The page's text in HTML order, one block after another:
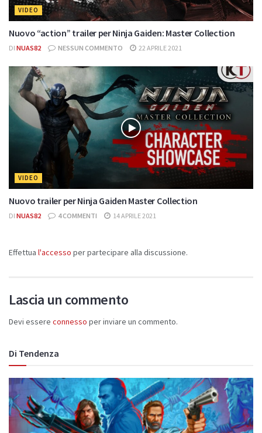
VIDEO
Nuovo “action” trailer per Ninja Gaiden: Master Collection
DI NUAS82 NESSUN COMMENTO 22 APRILE 2021
VIDEO
Nuovo trailer per Ninja Gaiden Master Collection
DI NUAS82 4 COMMENTI 14 APRILE 2021
Effettua l'accesso per partecipare alla discussione.
Lascia un commento
Devi essere connesso per inviare un commento.
Di Tendenza